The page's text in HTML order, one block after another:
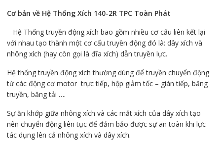
Cơ bản về Hệ Thống Xích 140-2R TPC Toàn Phát
Hệ Thống truyền động xích bao gồm nhiều cơ cấu liên kết lại
với nhau tạo thành một cơ cấu truyền động đó là: dây xích và
nhông xích (hay còn gọi là đĩa xích) dẫn truyền lực.
Hệ thống truyền động xích thường dùng để truyền chuyển động
từ các động cơ motor trực tiếp, hộp giảm tốc – gián tiếp, băng
truyền, băng tải ….
Sự ăn khớp giữa nhông xích và các mắt xích của dây xích tạo
nên chuyển động liên tục để đảm bảo được sự an toàn khi lực
tác dụng lên cả nhông xích và dây xích.